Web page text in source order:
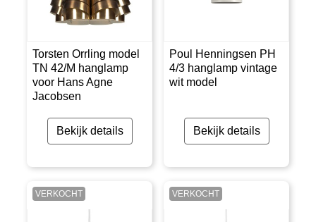
Torsten Orrling model
TN 42/M hanglamp
voor Hans Agne
Jacobsen
Bekijk details
Poul Henningsen PH
4/3 hanglamp vintage
wit model
Bekijk details
VERKOCHT VERKOCHT